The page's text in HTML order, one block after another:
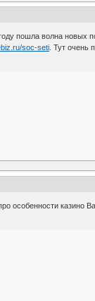
пошла волна новых
soc-seti. Тут очень
особенности казино